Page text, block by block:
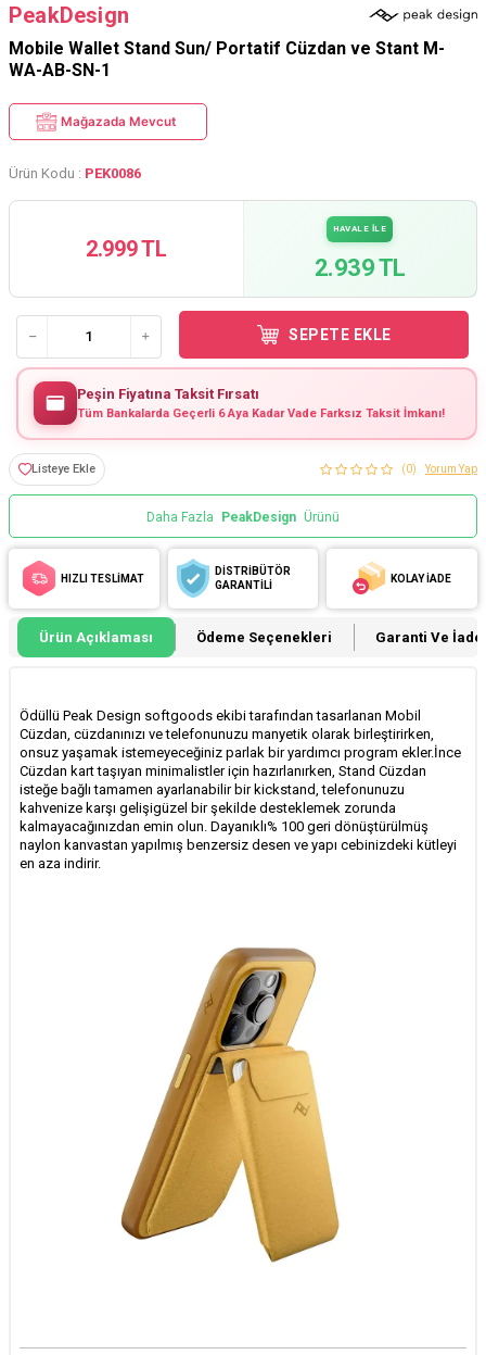
PeakDesign
Mobile Wallet Stand Sun/ Portatif Cüzdan ve Stant M-
WA-AB-SN-1
Mağazada Mevcut
Ürün Kodu : PEK0086
2.999 TL
HAVALE İLE
2.939 TL
SEPETE EKLE
Peşin Fiyatına Taksit Fırsatı
Tüm Bankalarda Geçerli 6 Aya Kadar Vade Farksız Taksit İmkanı!
Listeye Ekle (0) Yorum Yap
Daha Fazla PeakDesign Ürünü
HIZLI TESLİMAT
DİSTRİBÜTÖR
GARANTİLİ
KOLAY İADE
Ürün Açıklaması Ödeme Seçenekleri Garanti Ve İade
Ödüllü Peak Design softgoods ekibi tarafından tasarlanan Mobil
Cüzdan, cüzdanınızı ve telefonunuzu manyetik olarak birleştirirken,
onsuz yaşamak istemeyeceğiniz parlak bir yardımcı program ekler.İnce
Cüzdan kart taşıyan minimalistler için hazırlanırken, Stand Cüzdan
isteğe bağlı tamamen ayarlanabilir bir kickstand, telefonunuzu
kahvenize karşı gelişigüzel bir şekilde desteklemek zorunda
kalmayacağınızdan emin olun. Dayanıklı% 100 geri dönüştürülmüş
naylon kanvastan yapılmış benzersiz desen ve yapı cebinizdeki kütleyi
en aza indirir.